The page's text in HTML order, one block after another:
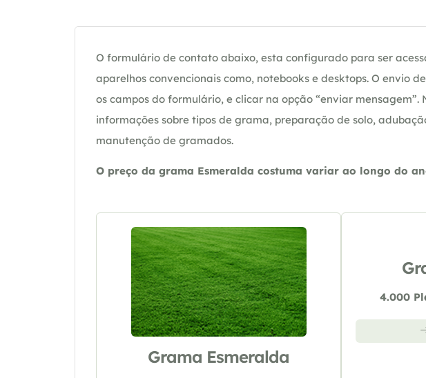
O formulário de contato abaixo, esta configurado para ser
aparelhos convencionais como, notebooks e desktops. O envio
os campos do formulário, e clicar na opção “enviar
informações sobre tipos de grama, preparação de solo,
manutenção de gramados.
O preço da grama Esmeralda costuma variar ao longo do
Grama Esmeralda
4.000